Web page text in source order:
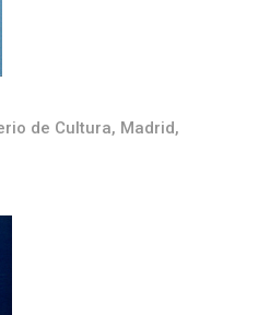
de Cultura, Madrid,